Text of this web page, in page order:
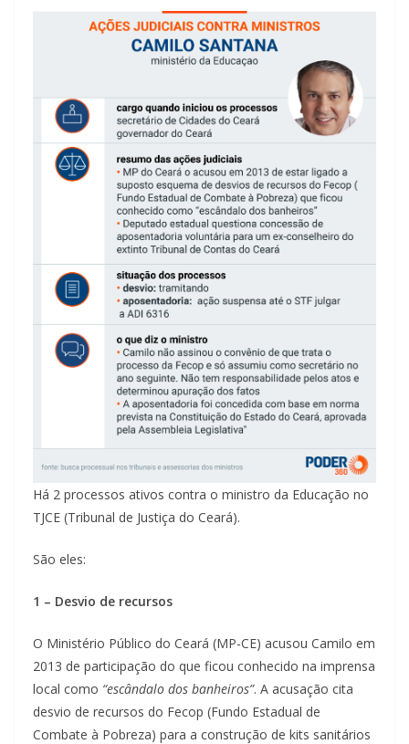
Há 2 processos ativos contra o ministro da Educação no
TJCE (Tribunal de Justiça do Ceará).
São eles:
1 – Desvio de recursos
O Ministério Público do Ceará (MP-CE) acusou Camilo em
2013 de participação do que ficou conhecido na imprensa
local como “escândalo dos banheiros”. A acusação cita
desvio de recursos do Fecop (Fundo Estadual de
Combate à Pobreza) para a construção de kits sanitários